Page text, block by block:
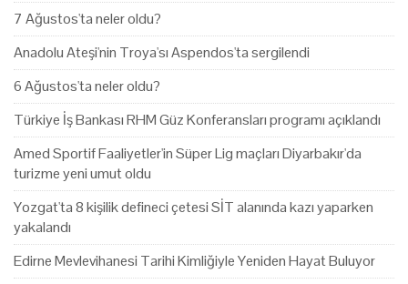
7 Ağustos'ta neler oldu?
Anadolu Ateşi'nin Troya'sı Aspendos'ta sergilendi
6 Ağustos'ta neler oldu?
Türkiye İş Bankası RHM Güz Konferansları programı açıklandı
Amed Sportif Faaliyetler'in Süper Lig maçları Diyarbakır'da
turizme yeni umut oldu
Yozgat'ta 8 kişilik defineci çetesi SİT alanında kazı yaparken
yakalandı
Edirne Mevlevihanesi Tarihi Kimliğiyle Yeniden Hayat Buluyor